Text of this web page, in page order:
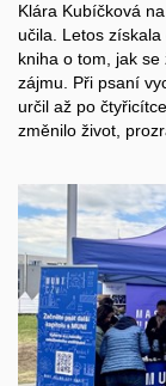
Klára Kubíčková na
učila. Letos
kniha o tom, jak
zájmu. Při psaní
určil až po čtyřicítce
změnilo život,